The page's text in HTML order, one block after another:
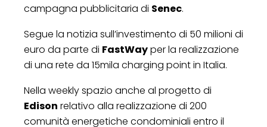
campagna pubblicitaria di Senec.
Segue la notizia sull’investimento di 50 milioni di
euro da parte di FastWayper la realizzazione
di una rete da 15mila charging point in Italia.
Nella weekly spazio anche al progetto di
Edison relativo alla realizzazione di 200
comunità energetiche condominiali entro il